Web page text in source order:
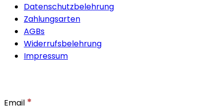
Datenschutzbelehrung
Zahlungsarten
AGBs
Widerrufsbelehrung
Impressum
Email *